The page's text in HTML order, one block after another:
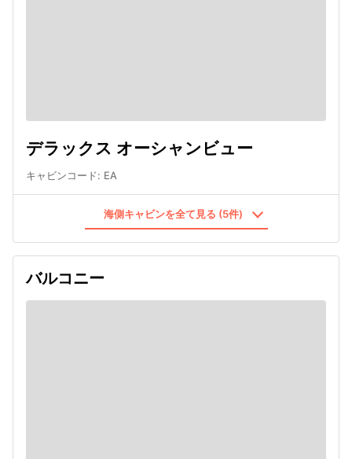
デラックス オーシャンビュー
キャビンコード: EA
海側キャビンを全て見る (5件)
バルコニー